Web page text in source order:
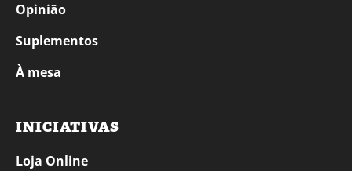
Opinião
Suplementos
À mesa
INICIATIVAS
Loja Online